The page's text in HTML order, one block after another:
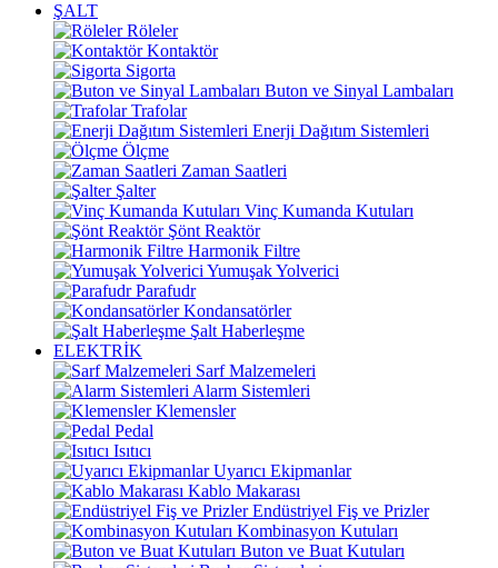
ŞALT
Röleler
Kontaktör
Sigorta
Buton ve Sinyal Lambaları
Trafolar
Enerji Dağıtım Sistemleri
Ölçme
Zaman Saatleri
Şalter
Vinç Kumanda Kutuları
Şönt Reaktör
Harmonik Filtre
Yumuşak Yolverici
Parafudr
Kondansatörler
Şalt Haberleşme
ELEKTRİK
Sarf Malzemeleri
Alarm Sistemleri
Klemensler
Pedal
Isıtıcı
Uyarıcı Ekipmanlar
Kablo Makarası
Endüstriyel Fiş ve Prizler
Kombinasyon Kutuları
Buton ve Buat Kutuları